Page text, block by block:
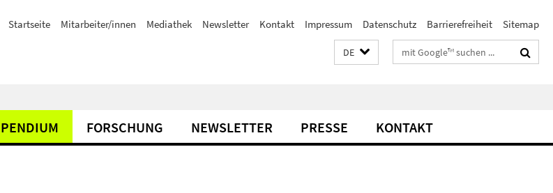
Startseite Mitarbeiter/innen Mediathek Newsletter Kontakt Impressum Datenschutz Barrierefreiheit Sitemap
DE Suchbegriffe
FORSCHUNG NEWSLETTER PRESSE KONTAKT